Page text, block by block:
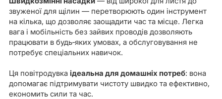
звуженої для щілин — перетворюють один інструмент
на кілька, що дозволяє заощадити час та місце. Легка
вага і мобільність без зайвих проводів дозволяють
працювати в будь‑яких умовах, а обслуговування не
потребує спеціальних навичок.
Ця повітродувка ідеальна для домашніх потреб: вона
допомагає підтримувати чистоту швидко та ефективно,
економить сили та час.